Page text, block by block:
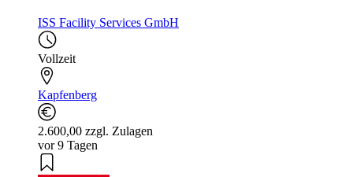
ISS Facility Services GmbH
Vollzeit
Kapfenberg
2.600,00 zzgl. Zulagen
vor 9 Tagen